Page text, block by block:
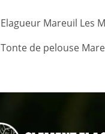
Elagueur Mareuil Les
Tonte de pelouse